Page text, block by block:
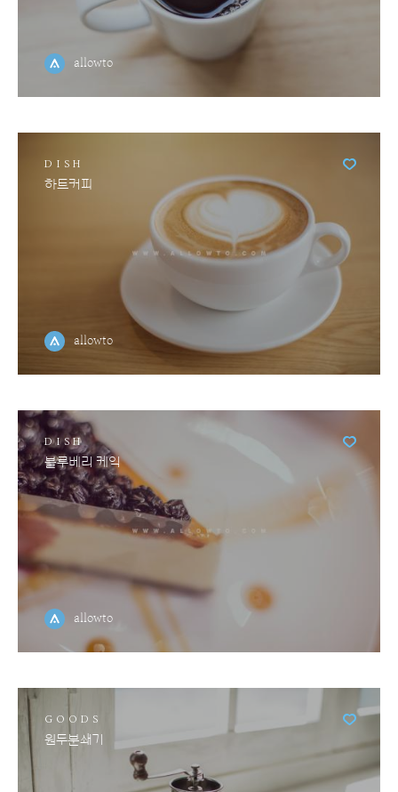
allowto
DISH
하트커피
allowto
DISH
블루베리 케익
allowto
GOODS
원두분쇄기